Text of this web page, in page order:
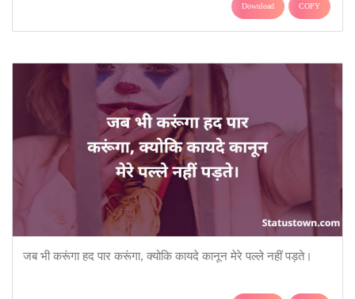
Download COPY
जब भी करूंगा हद पार करूंगा, क्योकि कायदे कानून मेरे पल्ले नहीं पड़ते।